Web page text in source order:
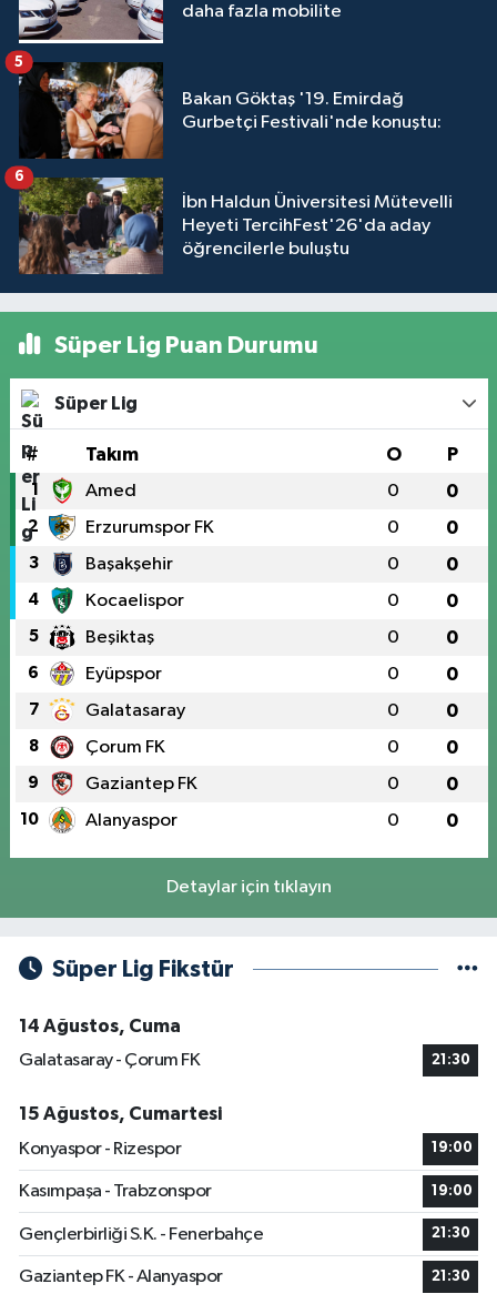
daha fazla mobilite
Bakan Göktaş '19. Emirdağ
Gurbetçi Festivali'nde konuştu:
5
İbn Haldun Üniversitesi Mütevelli
Heyeti TercihFest'26'da aday
öğrencilerle buluştu
6
Süper Lig Puan Durumu
Süper Lig
# Takım O P
1 Amed 0 0
2 Erzurumspor FK 0 0
3 Başakşehir 0 0
4 Kocaelispor 0 0
5 Beşiktaş 0 0
6 Eyüpspor 0 0
7 Galatasaray 0 0
8 Çorum FK 0 0
9 Gaziantep FK 0 0
10 Alanyaspor 0 0
Detaylar için tıklayın
Süper Lig Fikstür
14 Ağustos, Cuma
Galatasaray - Çorum FK
21:30
15 Ağustos, Cumartesi
Konyaspor - Rizespor
19:00
Kasımpaşa - Trabzonspor 19:00
Gençlerbirliği S.K. - Fenerbahçe 21:30
Gaziantep FK - Alanyaspor 21:30